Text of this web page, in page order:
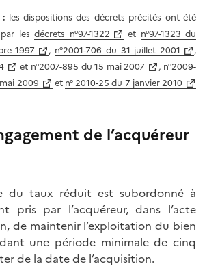
: les dispositions des décrets précités ont été
par lesdécrets n°97-1322 et n°97-1323 du
1997
, n°2001-706 du 31 juillet 2001
,
et n°2007-895 du 15 mai 2007 , n°2009-
2009
et n° 2010-25 du 7 janvier 2010
de l’acquéreur
du taux réduit est subordonné à
pris par l’acquéreur, dans l’acte
de maintenir l’exploitation du bien
une période minimale de cinq
de la date de l’acquisition.